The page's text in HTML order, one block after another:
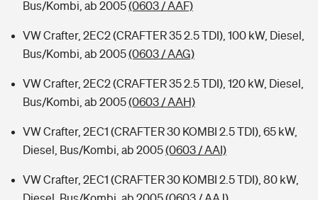
Bus/Kombi, ab 2005(0603 / AAF)
VW Crafter, 2EC2 (CRAFTER 35 2.5 TDI), 100 kW, Diesel,
Bus/Kombi, ab 2005(0603 / AAG)
VW Crafter, 2EC2 (CRAFTER 35 2.5 TDI), 120 kW, Diesel,
Bus/Kombi, ab 2005(0603 / AAH)
VW Crafter, 2EC1 (CRAFTER 30 KOMBI 2.5 TDI), 65 kW,
Diesel, Bus/Kombi, ab 2005(0603 / AAI)
VW Crafter, 2EC1 (CRAFTER 30 KOMBI 2.5 TDI), 80 kW,